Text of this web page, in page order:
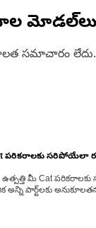
మోడల్‌లు
సమాచారం లేదు.
సరిపోయేలా
మీ Cat పరికరాలకు
పార్ట్‌లకు